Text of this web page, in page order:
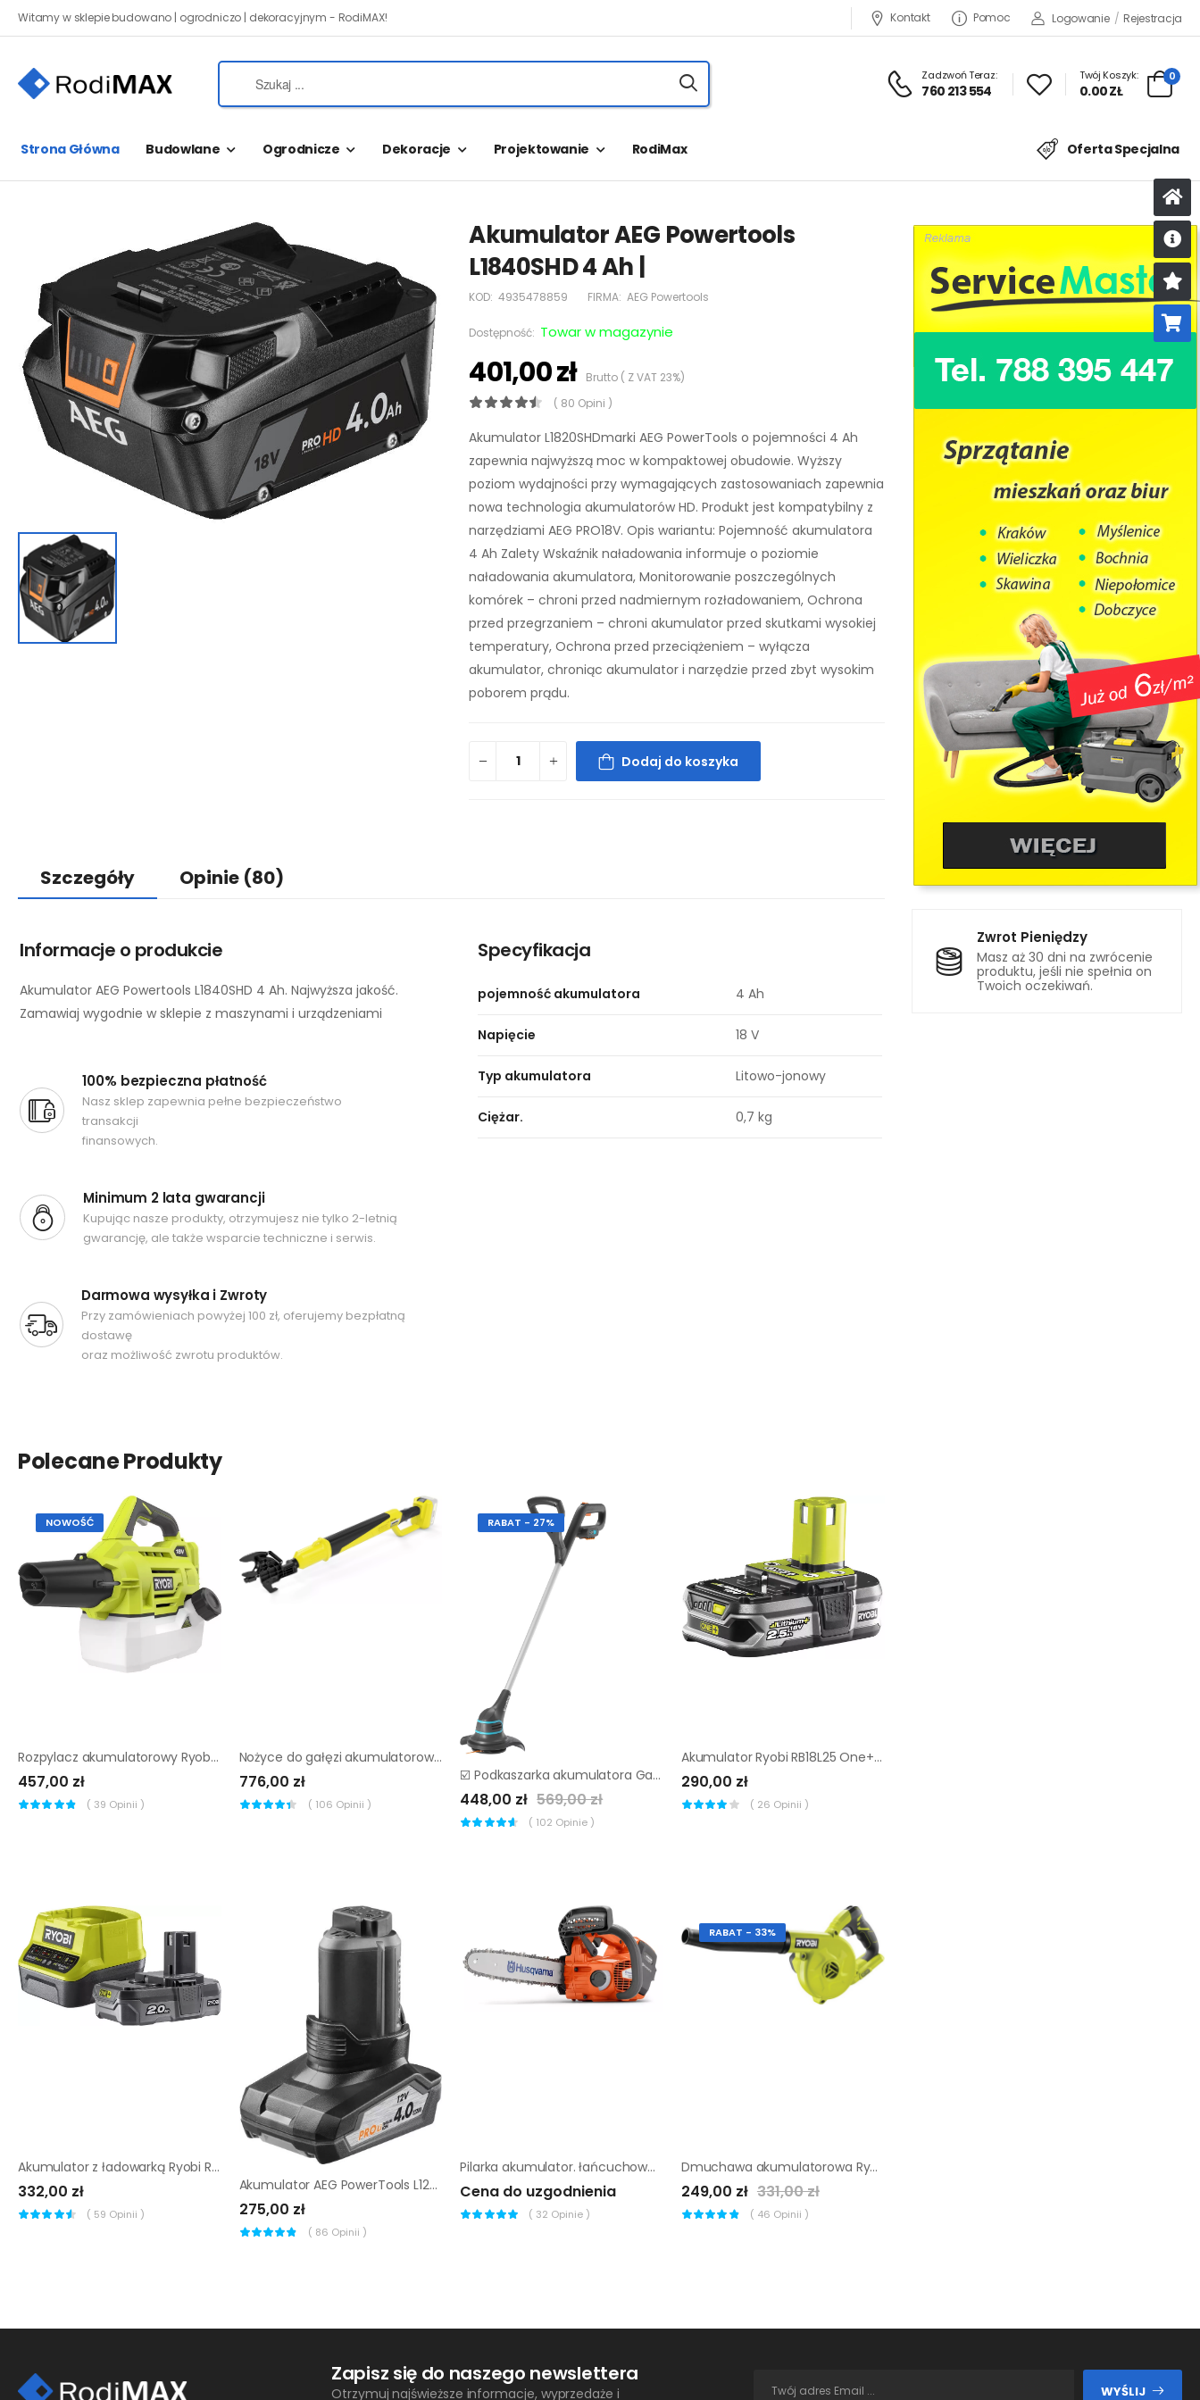
Witamy w sklepie budowano | ogrodniczo | dekoracyjnym - RodiMAX! Kontakt Pomoc Logowanie / Rejestracja
Zadzwoń Teraz:
760 213 554
Twój Koszyk:
0.00 ZŁ
0
Strona Główna Budowlane Ogrodnicze Dekoracje Projektowanie RodiMax Oferta Specjalna
Zwrot Pieniędzy
Masz aż 30 dni na zwrócenie
produktu, jeśli nie spełnia on
Twoich oczekiwań.
Akumulator AEG Powertools
L1840SHD 4 Ah |
KOD: 4935478859 FIRMA: AEG Powertools
Dostępność: Towar w magazynie
401,00 złBrutto ( Z VAT 23%)
( 80 Opini )
Akumulator L1820SHDmarki AEG PowerTools o pojemności 4 Ah
zapewnia najwyższą moc w kompaktowej obudowie. Wyższy
poziom wydajności przy wymagających zastosowaniach zapewnia
nowa technologia akumulatorów HD. Produkt jest kompatybilny z
narzędziami AEG PRO18V. Opis wariantu: Pojemność akumulatora
4 Ah Zalety Wskaźnik naładowania informuje o poziomie
naładowania akumulatora, Monitorowanie poszczególnych
komórek – chroni przed nadmiernym rozładowaniem, Ochrona
przed przegrzaniem – chroni akumulator przed skutkami wysokiej
temperatury, Ochrona przed przeciążeniem – wyłącza
akumulator, chroniąc akumulator i narzędzie przed zbyt wysokim
poborem prądu.
Dodaj do koszyka
Szczegóły Opinie (80)
Informacje o produkcie
Akumulator AEG Powertools L1840SHD 4 Ah. Najwyższa jakość.
Zamawiaj wygodnie w sklepie z maszynami i urządzeniami
100% bezpieczna płatność
Nasz sklep zapewnia pełne bezpieczeństwo
transakcji
finansowych.
Minimum 2 lata gwarancji
Kupując nasze produkty, otrzymujesz nie tylko 2-letnią
gwarancję, ale także wsparcie techniczne i serwis.
Darmowa wysyłka i Zwroty
Przy zamówieniach powyżej 100 zł, oferujemy bezpłatną
dostawę
oraz możliwość zwrotu produktów.
Specyfikacja
pojemność akumulatora 4 Ah
Napięcie 18 V
Typ akumulatora Litowo-jonowy
Ciężar. 0,7 kg
Polecane Produkty
NOWOŚĆ
Rozpylacz akumulatorowy Ryobi RY18FGA-0
457,00 zł
( 39 Opinii )
Nożyce do gałęzi akumulatorowe Karcher TLO 18-32 |
776,00 zł
( 106 Opinii )
RABAT - 27%
☑️ Podkaszarka akumulatora Gardena SmallCut li23r ▷▷
448,00 zł 569,00 zł
( 102 Opinie )
Akumulator Ryobi RB18L25 One+ 2,5 Ah |
290,00 zł
( 26 Opinii )
Akumulator z ładowarką Ryobi RC18120-120
332,00 zł
( 59 Opinii )
Akumulator AEG PowerTools L1240 4 Ah
275,00 zł
( 86 Opinii )
Pilarka akumulator. łańcuchowa Husqvarna T535i XP
Cena do uzgodnienia
( 32 Opinie )
RABAT - 33%
Dmuchawa akumulatorowa Ryobi R18TB-0
249,00 zł 331,00 zł
( 46 Opinii )
Zapisz się do naszego newslettera
Otrzymuj najświeższe informacje, wyprzedaże i WYŚLIJ